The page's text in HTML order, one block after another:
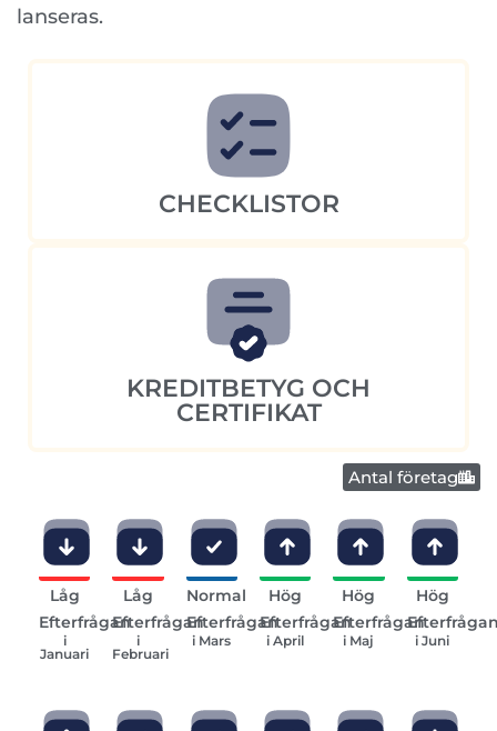
lanseras.
CHECKLISTOR
KREDITBETYG OCH
CERTIFIKAT
Antal företag
Låg
Efterfrågan
i
Januari
Låg
Efterfrågan
i
Februari
Normal
Efterfrågan
i Mars
Hög
Efterfrågan
i April
Hög
Efterfrågan
i Maj
Hög
i Juni